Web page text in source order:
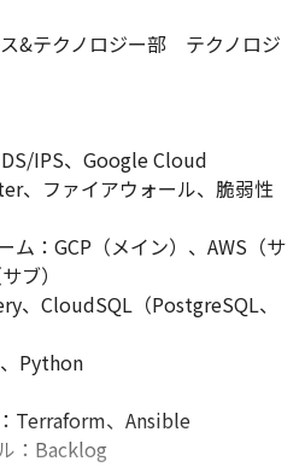
をお任せします。
&テクノロジー部　テクノロジ
IPS、Google Cloud
、ファイアウォール、脆弱性
ム：GCP（メイン）、AWS（サ
ブ）
、CloudSQL（PostgreSQL、
Python
Terraform、Ansible
：Backlog